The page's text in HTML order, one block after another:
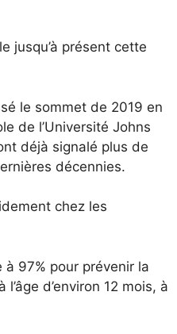
jusqu’à présent cette
le sommet de 2019 en
de l’Université Johns
déjà signalé plus de
décennies.
chez les
97% pour prévenir la
d’environ 12 mois, à